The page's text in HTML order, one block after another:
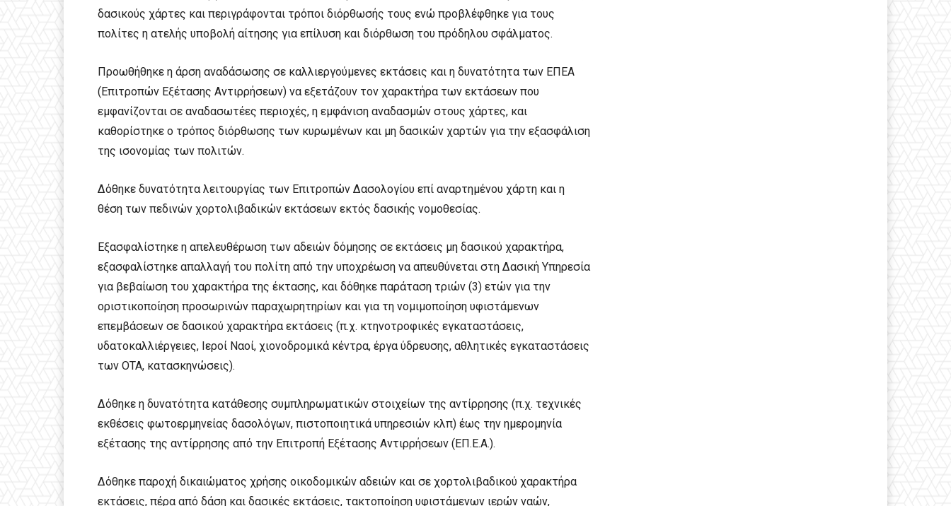
δασικούς χάρτες και περιγράφονται τρόποι διόρθωσής τους ενώ προβλέφθηκε για τους
πολίτες η ατελής υποβολή αίτησης για επίλυση και διόρθωση του πρόδηλου σφάλματος.
Προωθήθηκε η άρση αναδάσωσης σε καλλιεργούμενες εκτάσεις και η δυνατότητα των ΕΠΕΑ
(Επιτροπών Εξέτασης Αντιρρήσεων) να εξετάζουν τον χαρακτήρα των εκτάσεων που
εμφανίζονται σε αναδασωτέες περιοχές, η εμφάνιση αναδασμών στους χάρτες, και
καθορίστηκε ο τρόπος διόρθωσης των κυρωμένων και μη δασικών χαρτών για την εξασφάλιση
της ισονομίας των πολιτών.
Δόθηκε δυνατότητα λειτουργίας των Επιτροπών Δασολογίου επί αναρτημένου χάρτη και η
θέση των πεδινών χορτολιβαδικών εκτάσεων εκτός δασικής νομοθεσίας.
Εξασφαλίστηκε η απελευθέρωση των αδειών δόμησης σε εκτάσεις μη δασικού χαρακτήρα,
εξασφαλίστηκε απαλλαγή του πολίτη από την υποχρέωση να απευθύνεται στη Δασική Υπηρεσία
για βεβαίωση του χαρακτήρα της έκτασης, και δόθηκε παράταση τριών (3) ετών για την
οριστικοποίηση προσωρινών παραχωρητηρίων και για τη νομιμοποίηση υφιστάμενων
επεμβάσεων σε δασικού χαρακτήρα εκτάσεις (π.χ. κτηνοτροφικές εγκαταστάσεις,
υδατοκαλλιέργειες, Ιεροί Ναοί, χιονοδρομικά κέντρα, έργα ύδρευσης, αθλητικές εγκαταστάσεις
των ΟΤΑ, κατασκηνώσεις).
Δόθηκε η δυνατότητα κατάθεσης συμπληρωματικών στοιχείων της αντίρρησης (π.χ. τεχνικές
εκθέσεις φωτοερμηνείας δασολόγων, πιστοποιητικά υπηρεσιών κλπ) έως την ημερομηνία
εξέτασης της αντίρρησης από την Επιτροπή Εξέτασης Αντιρρήσεων (ΕΠ.Ε.Α.).
Δόθηκε παροχή δικαιώματος χρήσης οικοδομικών αδειών και σε χορτολιβαδικού χαρακτήρα
εκτάσεις, πέρα από δάση και δασικές εκτάσεις, τακτοποίηση υφιστάμενων ιερών ναών,